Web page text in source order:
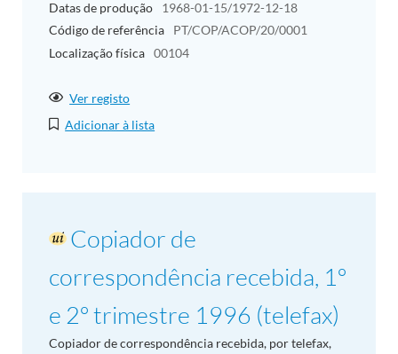
Datas de produção
1968-01-15/1972-12-18
Código de referência
PT/COP/ACOP/20/0001
Localização física 00104
Ver registo
Adicionar à lista
Copiador de
correspondência recebida, 1º
e 2º trimestre 1996 (telefax)
Copiador de correspondência recebida, por telefax,